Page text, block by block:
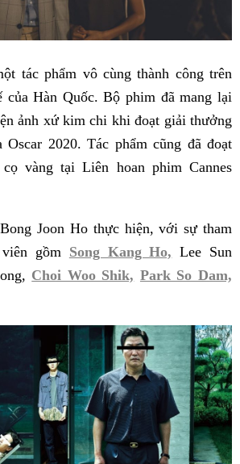
tác phẩm vô cùng thành công trên
của Hàn Quốc. Bộ phim đã mang lại
ảnh xứ kim chi khi đoạt giải thưởng
Oscar 2020. Tác phẩm cũng đã đoạt
vàng tại Liên hoan phim Cannes
Joon Ho thực hiện, với sự tham
gồm Song Kang Ho, Lee Sun
Choi Woo Shik, Park So Dam,